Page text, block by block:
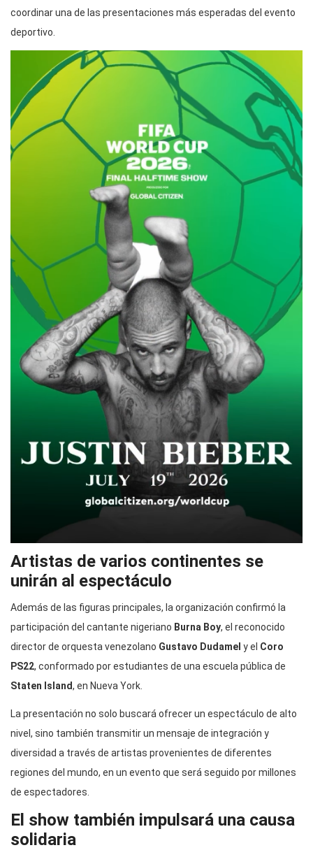
coordinar una de las presentaciones más esperadas del evento
deportivo.
Artistas de varios continentes se
unirán al espectáculo
Además de las figuras principales, la organización confirmó la
participación del cantante nigeriano Burna Boy, el reconocido
director de orquesta venezolano Gustavo Dudamel y el Coro
PS22, conformado por estudiantes de una escuela pública de
Staten Island, en Nueva York.
La presentación no solo buscará ofrecer un espectáculo de alto
nivel, sino también transmitir un mensaje de integración y
diversidad a través de artistas provenientes de diferentes
regiones del mundo, en un evento que será seguido por millones
de espectadores.
El show también impulsará una causa
solidaria